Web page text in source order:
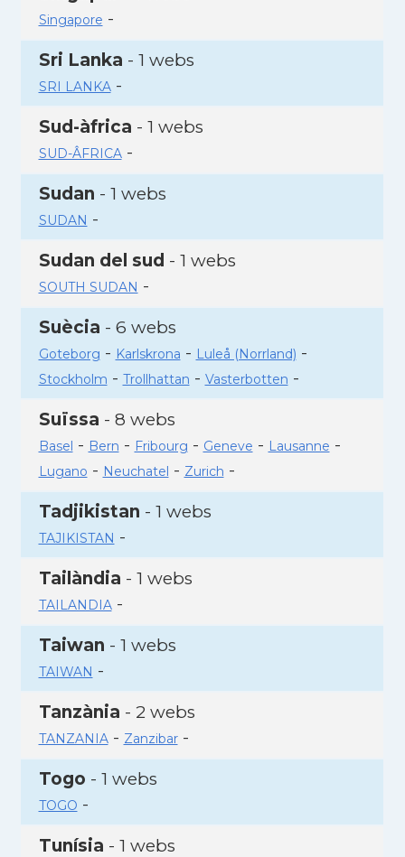
Singapore -
Sri Lanka - 1 webs
SRI LANKA-
Sud-àfrica - 1 webs
SUD-ÂFRICA-
Sudan - 1 webs
SUDAN -
Sudan del sud - 1 webs
SOUTH SUDAN -
Suècia - 6 webs
Goteborg - Karlskrona - Luleå (Norrland) -
Stockholm - Trollhattan - Vasterbotten -
Suïssa - 8 webs
Basel - Bern - Fribourg - Geneve - Lausanne -
Lugano - Neuchatel - Zurich -
Tadjikistan - 1 webs
TAJIKISTAN -
Tailàndia - 1 webs
TAILANDIA-
Taiwan - 1 webs
TAIWAN -
Tanzània - 2 webs
TANZANIA- Zanzibar-
Togo - 1 webs
TOGO -
Tunísia - 1 webs